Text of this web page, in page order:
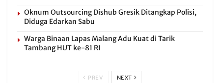
Oknum Outsourcing Dishub Gresik Ditangkap Polisi,
Diduga Edarkan Sabu
Warga Binaan Lapas Malang Adu Kuat di Tarik
Tambang HUT ke-81 RI
PREV NEXT